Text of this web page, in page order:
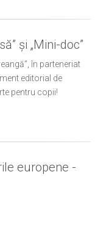
și „Mini-doc”
în parteneriat
editorial de
pentru copii!
europene -